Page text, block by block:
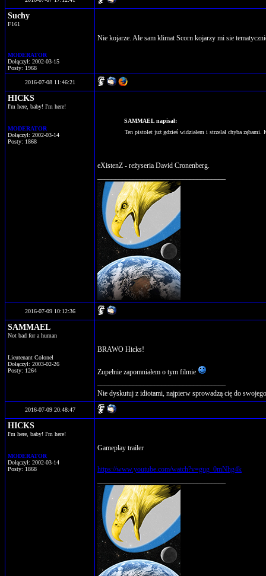
Suchy
F161
MODERATOR
Dołączył: 2002-03-15
Posty: 1968
Nie kojarze. Ale sam klimat Scorn kojarzy mi sie
2016-07-08 11:46:21
HICKS
I'm here, baby! I'm here!
MODERATOR
Dołączył: 2002-03-14
Posty: 1868
SAMMAEL napisał:
Ten pistolet już gdzieś widziałem i strzelał chyba zębami.
eXistenZ - reżyseria David Cronenberg.
2016-07-09 10:12:36
SAMMAEL
Not bad for a human
Lieutenant Colonel
Dołączył: 2003-02-26
Posty: 1264
BRAWO Hicks!
Zupełnie zapomniałem o tym filmie
Nie dyskutuj z idiotami, najpierw sprowadzą cię do
2016-07-09 20:48:47
HICKS
I'm here, baby! I'm here!
MODERATOR
Dołączył: 2002-03-14
Posty: 1868
Gameplay trailer
https://www.youtube.com/watch?v=gug_0mNhg4k